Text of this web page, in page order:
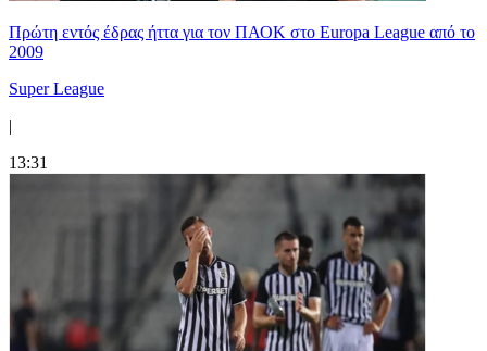
Πρώτη εντός έδρας ήττα για τον ΠΑΟΚ στο Europa League από το
2009
Super League
|
13:31